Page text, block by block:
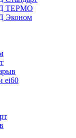
ТЕРМО
Эконом
ei60